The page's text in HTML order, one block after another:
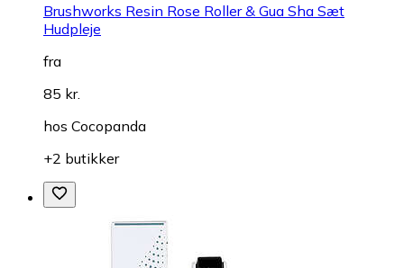
Brushworks Resin Rose Roller & Gua Sha Sæt
Hudpleje
fra
85 kr.
hos Cocopanda
+2 butikker